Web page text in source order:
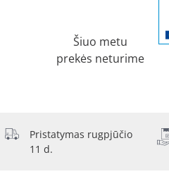
Šiuo metu
prekės neturime
Pristatymas rugpjūčio
11 d.